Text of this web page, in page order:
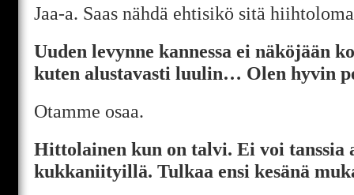
Jaa-a. Saas nähdä ehtisikö sitä
Uuden levynne kannessa ei näköjään
kuten alustavasti luulin… Olen hyvin
Otamme osaa.
Hittolainen kun on talvi. Ei voi tanssia
kukkaniityillä. Tulkaa ensi kesänä